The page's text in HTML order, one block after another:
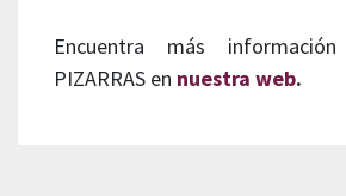
Encuentra más
PIZARRAS en nuestra web.